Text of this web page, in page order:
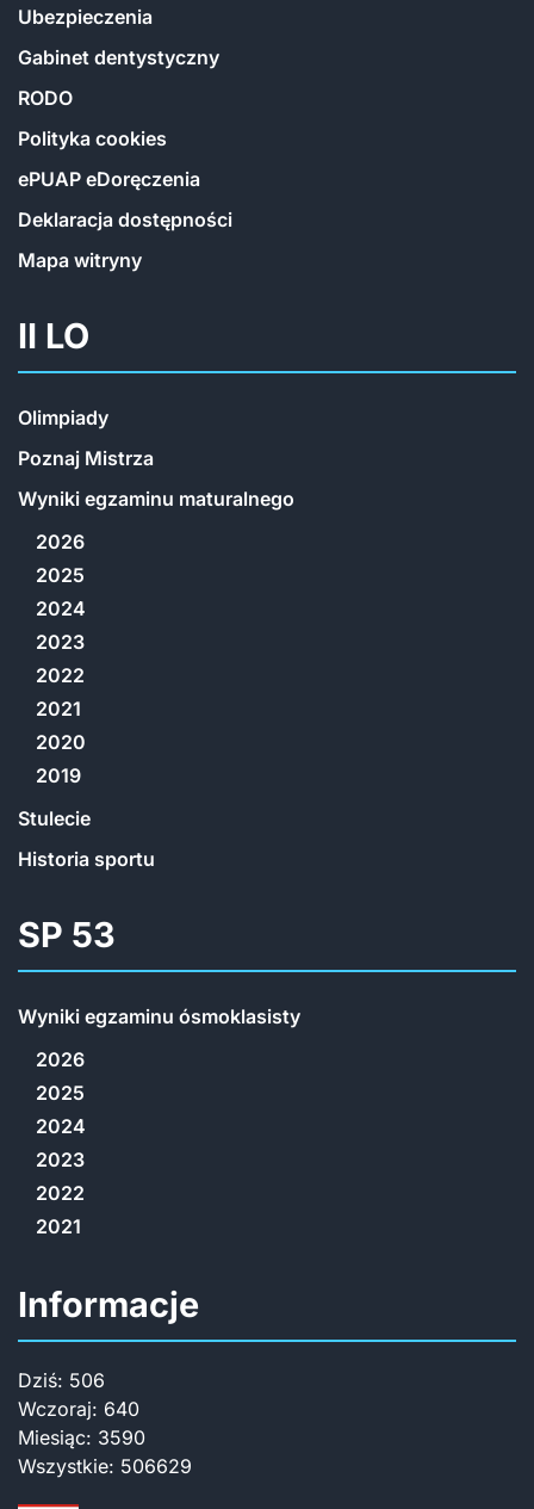
Ubezpieczenia
Gabinet dentystyczny
RODO
Polityka cookies
ePUAP eDoręczenia
Deklaracja dostępności
Mapa witryny
II LO
Olimpiady
Poznaj Mistrza
Wyniki egzaminu maturalnego
2026
2025
2024
2023
2022
2021
2020
2019
Stulecie
Historia sportu
SP 53
Wyniki egzaminu ósmoklasisty
2026
2025
2024
2023
2022
2021
Informacje
Dziś: 506
Wczoraj: 640
Miesiąc: 3590
Wszystkie: 506629